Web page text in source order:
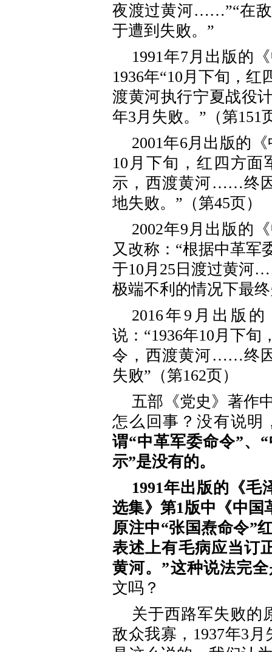
夜渡过黄河……”“在
于遭到失败。”
1991年7月出版的
1936年“10月下旬，
渡黄河执行宁夏战役
年3月失败。”（第151
2001年6月出版的
10月下旬，红四方
示，西渡黄河……终
地失败。”（第45页）
2002年9月出版的
又改称：“根据中革军
于10月25日渡过黄河
极端不利的情况下最
2016年9月出版
说：“1936年10月下
令，西渡黄河……终
失败”（第162页）
五部《党史》著作
怎么回事？没有说明
谓“中革军委命令”、
示”是没有的。
1991年出版的《毛
选集》第1版中《中国
原注中“张国焘命令”
表述上有毛病应当订
黄河。”这种说法完
文吗？
关于西路军失败的
敌众我寡，1937年3